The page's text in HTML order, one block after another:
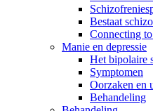
Bestaat
Connecting
Manie en depressie
Het bipolaire
Symptomen
Oorzaken en
Behandeling